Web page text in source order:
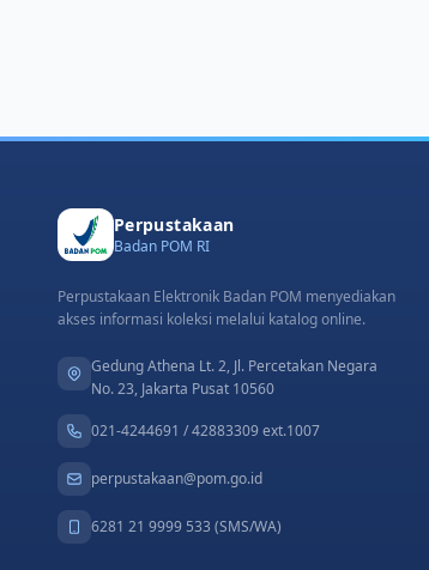
Perpustakaan
Badan POM RI
Perpustakaan Elektronik Badan POM menyediakan
akses informasi koleksi melalui katalog online.
Gedung Athena Lt. 2, Jl. Percetakan Negara
No. 23, Jakarta Pusat 10560
021-4244691 / 42883309 ext.1007
perpustakaan@pom.go.id
6281 21 9999 533 (SMS/WA)